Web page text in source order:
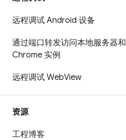
远程调试 Android 设备
通过端口转发访问本地服务器和
Chrome 实例
远程调试 WebView
资源
工程博客